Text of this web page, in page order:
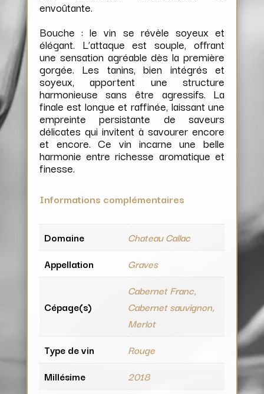
envoûtante.
Bouche : le vin se révèle soyeux et
élégant. L’attaque est souple, offrant
une sensation agréable dès la première
gorgée. Les tanins, bien intégrés et
soyeux, apportent une structure
harmonieuse sans être agressifs. La
finale est longue et raffinée, laissant une
empreinte persistante de saveurs
délicates qui invitent à savourer encore
et encore. Ce vin incarne une belle
harmonie entre richesse aromatique et
finesse.
Informations complémentaires
Domaine
Chateau Callac
Appellation
Graves
Cépage(s)
Cabernet Franc,
Cabernet sauvignon,
Merlot
Type de vin
Rouge
Millésime
2018